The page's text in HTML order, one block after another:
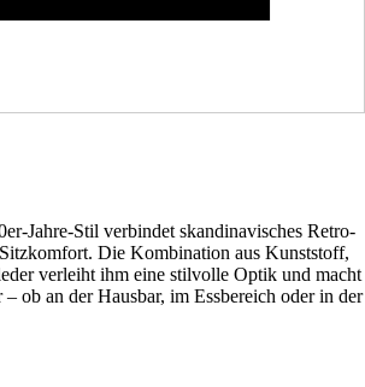
Jahre-Stil verbindet skandinavisches Retro-
Die Kombination aus Kunststoff,
verleiht ihm eine stilvolle Optik und macht
ob an der Hausbar, im Essbereich oder in der